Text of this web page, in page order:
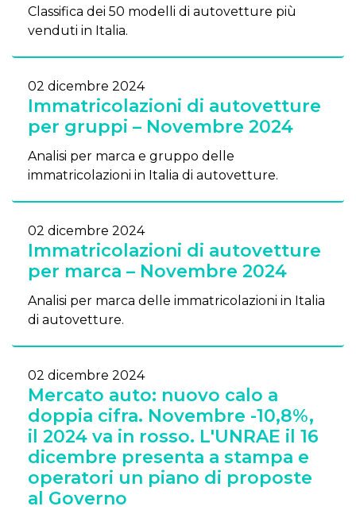
Classifica dei 50 modelli di autovetture più
venduti in Italia.
02 dicembre 2024
Immatricolazioni di autovetture
per gruppi – Novembre 2024
Analisi per marca e gruppo delle
immatricolazioni in Italia di autovetture.
02 dicembre 2024
Immatricolazioni di autovetture
per marca – Novembre 2024
Analisi per marca delle immatricolazioni in Italia
di autovetture.
02 dicembre 2024
Mercato auto: nuovo calo a
doppia cifra. Novembre -10,8%,
il 2024 va in rosso. L'UNRAE il 16
dicembre presenta a stampa e
operatori un piano di proposte
al Governo